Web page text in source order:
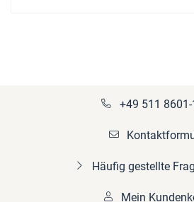
+49 511
Häufig gestellte
Mein